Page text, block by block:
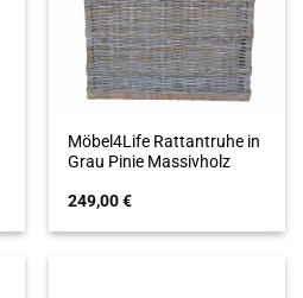
Möbel4Life Rattantruhe in
Grau Pinie Massivholz
249,00€